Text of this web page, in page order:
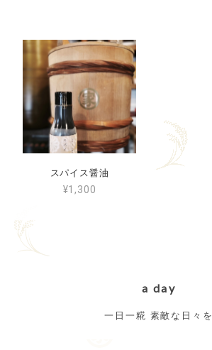
スパイス醤油
¥1,300
a day
一日一糀 素敵な日々を